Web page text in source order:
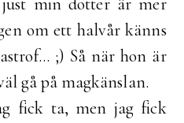
om ett halvår känns
;) Så när hon är
gå på magkänslan.
fick ta, men jag fick